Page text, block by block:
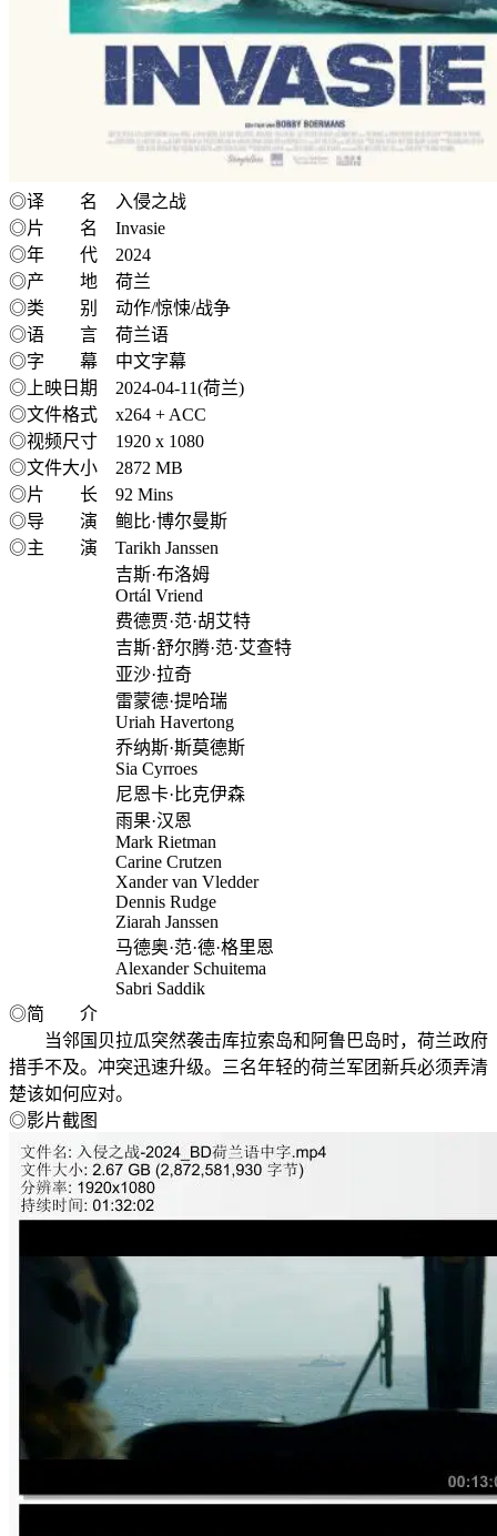
◎译 名 入侵之战
◎片 名 Invasie
◎年 代 2024
◎产 地 荷兰
◎类 别 动作/惊悚/战争
◎语 言 荷兰语
◎字 幕 中文字幕
◎上映日期 2024-04-11(荷兰)
◎文件格式 x264 + ACC
◎视频尺寸 1920 x 1080
◎文件大小 2872 MB
◎片 长 92 Mins
◎导 演 鲍比·博尔曼斯
◎主 演 Tarikh Janssen
吉斯·布洛姆
Ortál Vriend
费德贾·范·胡艾特
吉斯·舒尔腾·范·艾查特
亚沙·拉奇
雷蒙德·提哈瑞
Uriah Havertong
乔纳斯·斯莫德斯
Sia Cyrroes
尼恩卡·比克伊森
雨果·汉恩
Mark Rietman
Carine Crutzen
Xander van Vledder
Dennis Rudge
Ziarah Janssen
马德奥·范·德·格里恩
Alexander Schuitema
Sabri Saddik
◎简 介
当邻国贝拉瓜突然袭击库拉索岛和阿鲁巴岛时，荷兰政府
措手不及。冲突迅速升级。三名年轻的荷兰军团新兵必须弄清
楚该如何应对。
◎影片截图